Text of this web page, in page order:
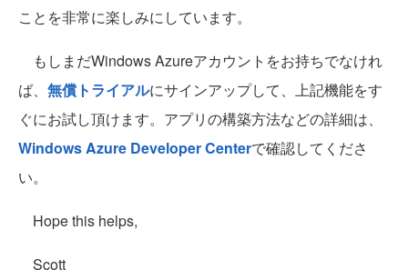
ことを非常に楽しみにしています。
もしまだWindows Azureアカウントをお持ちでなけれ
ば、 無償トライアルにサインアップして、上記機能をす
ぐにお試し頂けます。アプリの構築方法などの詳細は、
Windows Azure Developer Centerで確認してくださ
い。
Hope this helps,
Scott